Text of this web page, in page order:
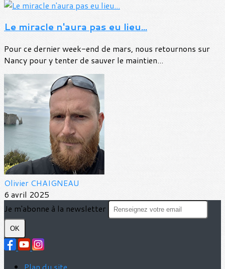
Le miracle n'aura pas eu lieu...
Pour ce dernier week-end de mars, nous retournons sur
Nancy pour y tenter de sauver le maintien...
Olivier CHAIGNEAU
6 avril 2025
Je m'abonne à la newsletter
OK